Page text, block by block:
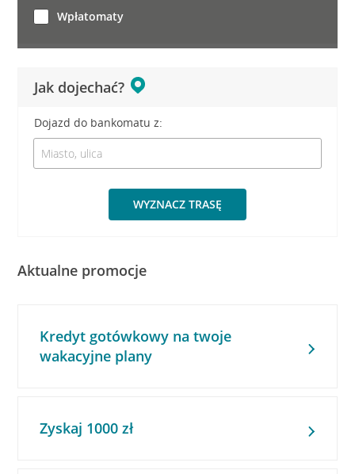
Jak dojechać?
Dojazd do bankomatu z:
WYZNACZ TRASĘ
Wpłatomaty
Aktualne promocje
Kredyt gotówkowy na twoje
wakacyjne plany
Zyskaj 1000 zł